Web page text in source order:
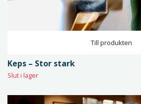
Till produkten
Keps – Stor stark
Slut i lager